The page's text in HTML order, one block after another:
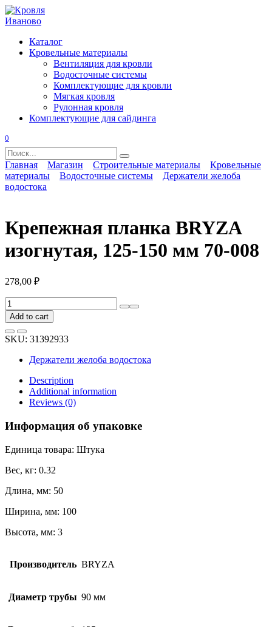
Перейти
к
Каталог
Кровельные материалы
Вентиляция для кровли
Водосточные системы
Комплектующие для кровли
Мягкая кровля
Рулонная кровля
Комплектующие для сайдинга
0
Search
for:
Главная Магазин Строительные материалы
Кровельные
материалы
Водосточные системы
Держатели желоба
водостока
Крепежная планка BRYZA
изогнутая, 125-150 мм 70-008
278,00 ₽
Крепежная
планка
BRYZA
изогнутая,
125-
quantity
Add to cart
SKU: 31392933
Держатели желоба водостока
Description
Additional information
Reviews (0)
Информация об упаковке
Единица товара: Штука
Вес, кг: 0.32
Длина, мм: 50
Ширина, мм: 100
Высота, мм: 3
Производитель BRYZA
Диаметр трубы 90 мм